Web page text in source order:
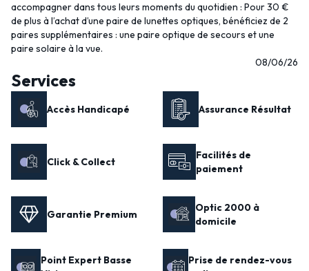
accompagner dans tous leurs moments du quotidien : Pour 30 €
de plus à l’achat d’une paire de lunettes optiques, bénéficiez de 2
paires supplémentaires : une paire optique de secours et une
paire solaire à la vue.
08/06/26
Services
Accès Handicapé Assurance Résultat
Click & Collect
Facilités de
paiement
Garantie Premium
Optic 2000 à
domicile
Point Expert Basse
Prise de rendez-vous